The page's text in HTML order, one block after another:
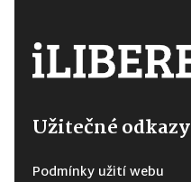
Užitečné odkazy
Podmínky užití webu